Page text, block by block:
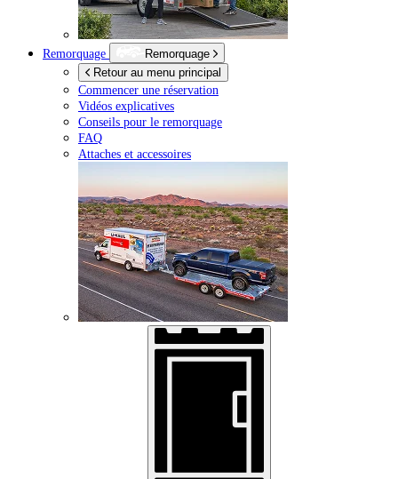
Remorquage
Remorquage
Retour au menu principal
Commencer une réservation
Vidéos explicatives
Conseils pour le remorquage
FAQ
Attaches et accessoires